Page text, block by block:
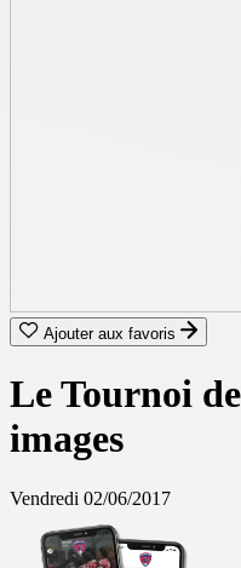
Ajouter aux favoris
Le Tournoi
images
Vendredi 02/06/2017